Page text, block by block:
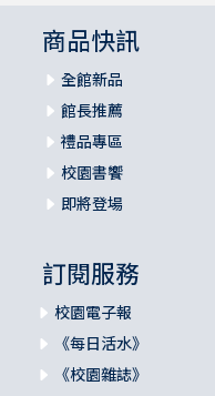
商品快訊
全館新品
館長推薦
禮品專區
校園書饗
即將登場
訂閱服務
校園電子報
《每日活水》
《校園雜誌》